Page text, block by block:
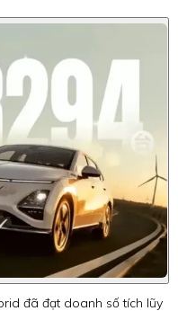
đã đạt doanh số tích lũy